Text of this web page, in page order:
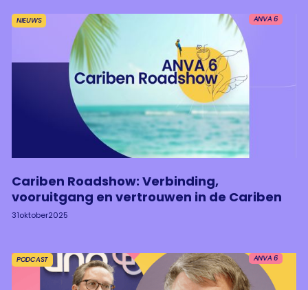
ANVA 6
NIEUWS
Cariben Roadshow: Verbinding,
vooruitgang en vertrouwen in de Cariben
31oktober2025
ANVA 6
PODCAST